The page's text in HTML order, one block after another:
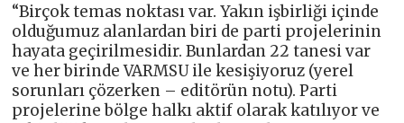
“Birçok temas noktası var. Yakın işbirliği içinde
olduğumuz alanlardan biri de parti projelerinin
hayata geçirilmesidir. Bunlardan 22 tanesi var
ve her birinde VARMSU ile kesişiyoruz (yerel
sorunları çözerken – editörün notu). Parti
projelerine bölge halkı aktif olarak katılıyor ve